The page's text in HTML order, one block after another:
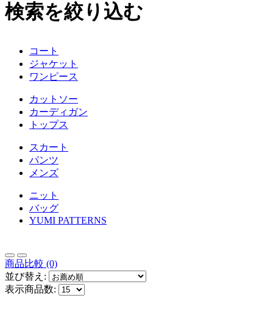
検索を絞り込む
コート
ジャケット
ワンピース
カットソー
カーディガン
トップス
スカート
パンツ
メンズ
ニット
バッグ
YUMI PATTERNS
商品比較 (0)
並び替え:
表示商品数: